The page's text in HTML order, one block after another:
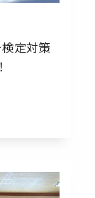
検定対策